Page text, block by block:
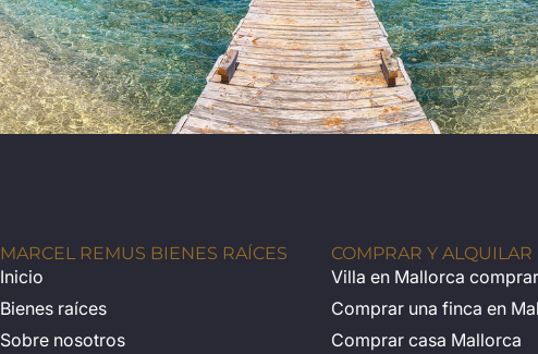
MARCEL REMUS BIENES RAÍCES
Inicio
Bienes raíces
Sobre nosotros
COMPRAR Y ALQUILAR
Villa en Mallorca comprar
Comprar una finca en
Comprar casa Mallorca